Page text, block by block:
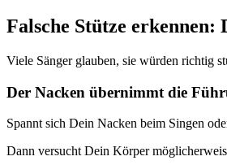
Falsche Stütze erkennen:
Viele Sänger glauben, sie würden richtig
Der Nacken übernimmt die
Spannt sich Dein Nacken beim Singen
Dann versucht Dein Körper